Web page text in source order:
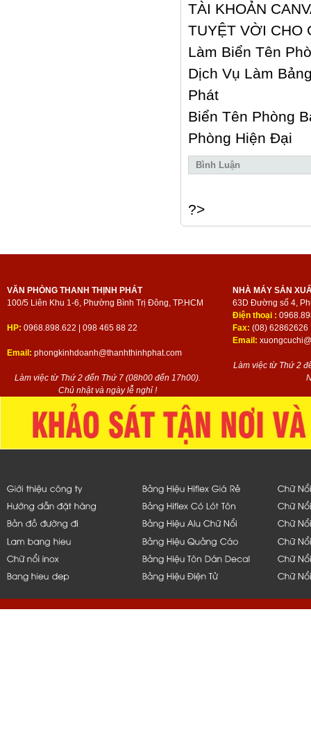
TÀI KHOẢN
TUYỆT VỜI CHO
Làm Biển Tên
Dịch Vụ Làm
Phát
Biển Tên Phòng
Phòng Hiện Đại
Bình Luận
?>
VĂN PHÒNG THANH THỊNH PHÁT
100/5 Liên Khu 1-6, Phường Bình Trị Đông, TP.HCM
HP: 0968.898.622 | 098 465 88 22
Email: phongkinhdoanh@thanhthinhphat.com
Làm việc từ Thứ 2 đến Thứ 7 (08h00 đến 17h00).
Chủ nhật và ngày lễ nghỉ !
NHÀ MÁY SẢN
63D Đường số 4,
Điện thoại :
Fax: (08) 62862626
Email:
Làm việc từ Thứ 2